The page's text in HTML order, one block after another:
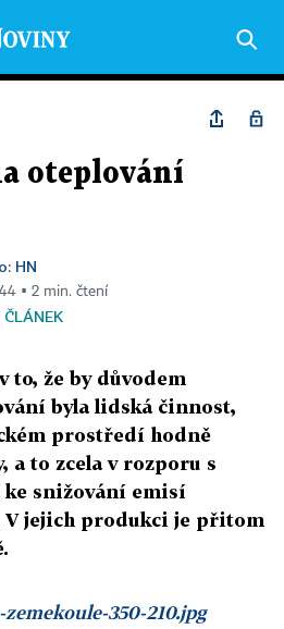
oteplování
HN
▪ 2 min. čtení
ČLÁNEK
to, že by důvodem
byla lidská činnost,
prostředí hodně
a to zcela v rozporu s
snižování emisí
V jejich produkci je přitom